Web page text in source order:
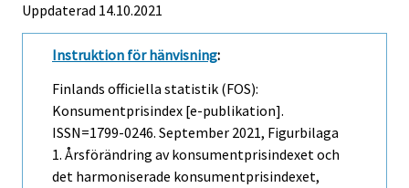
Uppdaterad 14.10.2021
Instruktion för hänvisning:
Finlands officiella statistik (FOS):
Konsumentprisindex [e-publikation].
ISSN=1799-0246. September 2021, Figurbilaga
1. Årsförändring av konsumentprisindexet och
det harmoniserade konsumentprisindexet,